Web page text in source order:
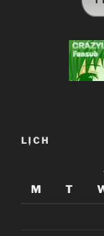
LỊCH
M
T